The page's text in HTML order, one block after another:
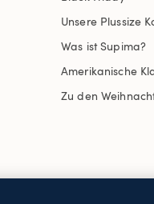
Unsere Plussize
Was ist Supima?
Amerikanische
Zu den